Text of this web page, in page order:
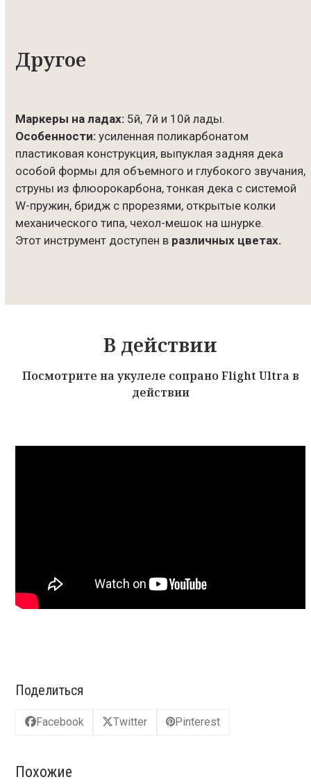
Другое
Маркеры на ладах: 5й, 7й и 10й лады.
Особенности: усиленная поликарбонатом
пластиковая конструкция, выпуклая задняя дека
особой формы для объемного и глубокого звучания,
струны из флюорокарбона, тонкая дека с системой
W-пружин, бридж с прорезями, открытые колки
механического типа, чехол-мешок на шнурке.
Этот инструмент доступен в различных цветах.
В действии
Посмотрите на укулеле сопрано Flight Ultra в
действии
Поделиться
Facebook Twitter Pinterest
Похожие